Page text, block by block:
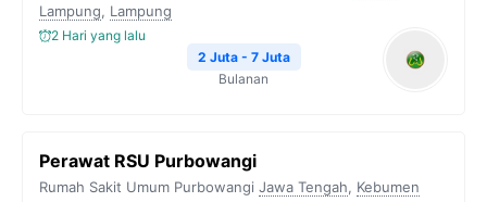
k
m
Lampung, Lampung
2 Hari yang lalu
2 Juta - 7 Juta
Bulanan
Perawat RSU Purbowangi
Rumah Sakit Umum Purbowangi Jawa Tengah, Kebumen